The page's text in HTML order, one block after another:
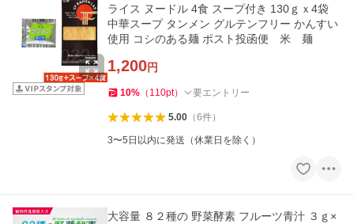
ライス ヌードル 4食 スープ付き 130ｇｘ4袋
中華スープ タンメン グルテンフリー かんすい
使用 コシのある麺 ポスト投函便 米 麺
1,200円
10% （ 110pt） 要エントリー
5.00（6件）
3〜5日以内に発送（休業日を除く）
大容量 ８２種の 野菜酵素 フルーツ青汁 ３ｇ×